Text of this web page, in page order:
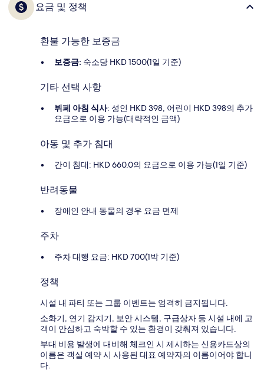
요금 및 정책
환불 가능한 보증금
보증금: 숙소당 HKD 1500(1일 기준)
기타 선택 사항
뷔페 아침 식사: 성인 HKD 398, 어린이 HKD 398의 추가
요금으로 이용 가능(대략적인 금액)
아동 및 추가 침대
간이 침대: HKD 660.0의 요금으로 이용 가능(1일 기준)
반려동물
장애인 안내 동물의 경우 요금 면제
주차
주차 대행 요금: HKD 700(1박 기준)
정책
시설 내 파티 또는 그룹 이벤트는 엄격히 금지됩니다.
소화기, 연기 감지기, 보안 시스템, 구급상자 등 시설 내에 고
객이 안심하고 숙박할 수 있는 환경이 갖춰져 있습니다.
부대 비용 발생에 대비해 체크인 시 제시하는 신용카드상의
이름은 객실 예약 시 사용된 대표 예약자의 이름이어야 합니
다.